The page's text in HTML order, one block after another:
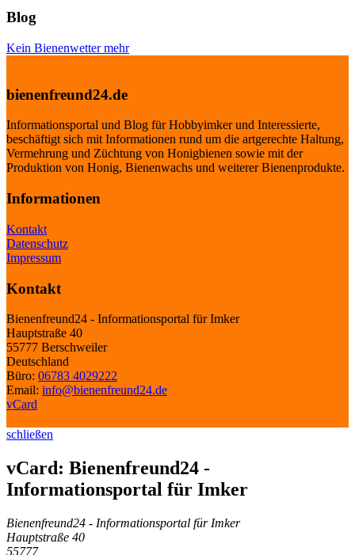
Blog
Kein Bienenwetter mehr
bienenfreund24.de
Informationsportal und Blog für Hobbyimker und Interessierte,
beschäftigt sich mit Informationen rund um die artgerechte Haltung,
Vermehrung und Züchtung von Honigbienen sowie mit der
Produktion von Honig, Bienenwachs und weiterer Bienenprodukte.
Informationen
Kontakt
Datenschutz
Impressum
Kontakt
Bienenfreund24 - Informationsportal für Imker
Hauptstraße 40
55777 Berschweiler
Deutschland
Büro: 06783 4029222
Email: info@bienenfreund24.de
vCard
schließen
vCard: Bienenfreund24 -
Informationsportal für Imker
Bienenfreund24 - Informationsportal für Imker
Hauptstraße 40
55777